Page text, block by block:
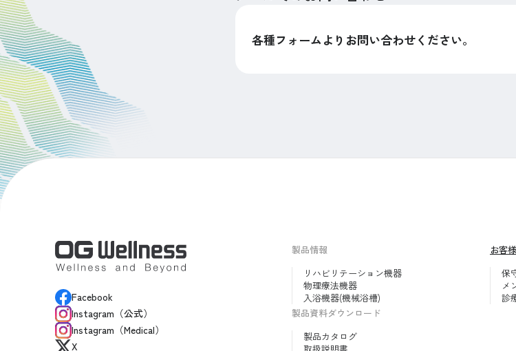
各種フォームよりお問い合わせください。
Facebook
Instagram（公式）
Instagram（Medical）
X
製品情報
リハビリテーション機器
物理療法機器
入浴機器(機械浴槽)
製品資料ダウンロード
製品カタログ
お客
保
メ
診